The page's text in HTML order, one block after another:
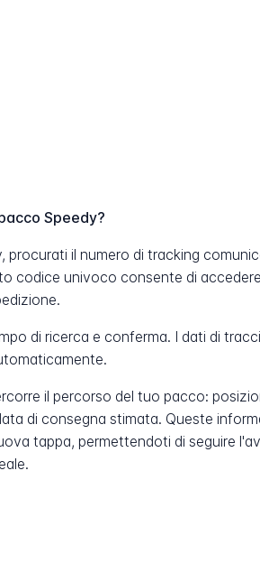
Speedy?
procurati il numero di tracking
codice univoco consente di
di ricerca e conferma. I dati di
il percorso del tuo pacco:
di consegna stimata. Queste
tappa, permettendoti di seguire